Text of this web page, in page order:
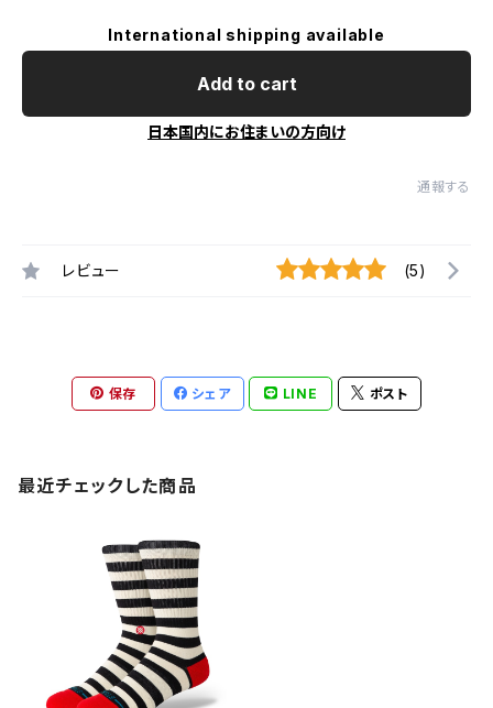
International shipping available
Add to cart
日本国内にお住まいの方向け
通報する
レビュー (5)
保存 シェア LINE ポスト
最近チェックした商品